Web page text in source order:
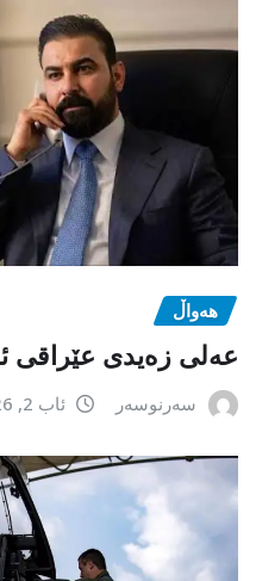
هەواڵ
عەلی زەیدی عێراقی
سەرنوسەر ئاب 2, 2026